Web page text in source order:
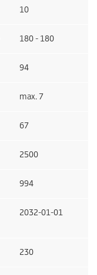
10
180 - 180
94
max. 7
67
2500
994
2032-01-01
230